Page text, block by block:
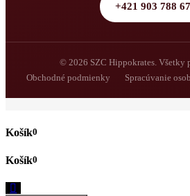
+421 903 788
© 2026 SZC Hippokrates. Všetky
Obchodné podmienky
Spracúvanie
0
0